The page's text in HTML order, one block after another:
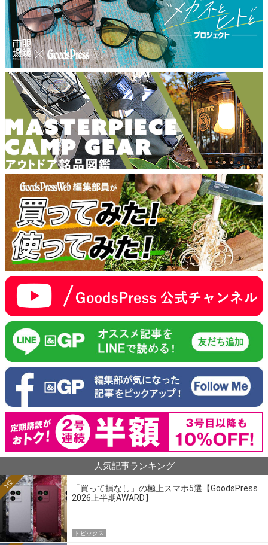
人気記事ランキング
「買って損なし」の極上スマホ5選【GoodsPress
2026上半期AWARD】
1位
トピックス